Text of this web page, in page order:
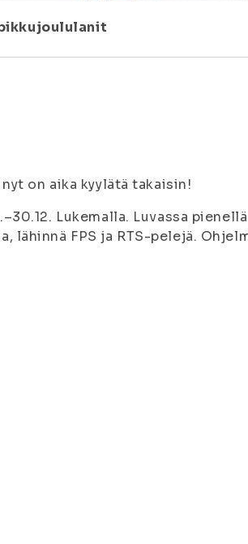
pikkujoululanit
on aika kyylätä takaisin!
Lukemalla. Luvassa pienellä
lähinnä FPS ja RTS-pelejä.